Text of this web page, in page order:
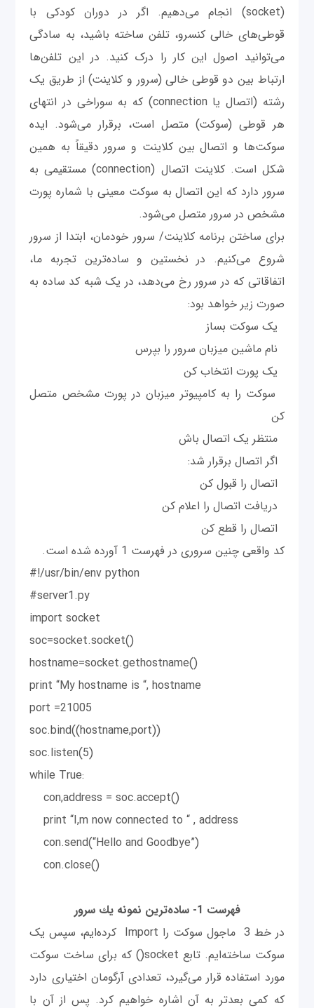
(socket) ‌انجام می‌دهیم. اگر در دوران کودکی با
قوطی‌های خالی كنسرو، تلفن ساخته باشید،‌ به سادگی
می‌توانید اصول این کار را درک کنید. در این تلفن‌ها
ارتباط بین دو قوطی خالی (سرور و کلاینت) از طریق یک
رشته (اتصال یا connection) که به سوراخی در انتهای
هر قوطی (سوکت) متصل است، برقرار می‌شود. ایده
سوکت‌ها و اتصال بین کلاینت و سرور دقیقاً به همین
شکل است. کلاینت اتصال (connection) مستقیمی به
سرور دارد که این اتصال به سوکت معینی با شماره پورت
مشخص در سرور متصل می‌شود.
برای ساختن برنامه کلاینت/ سرور خودمان، ابتدا از سرور
شروع می‌کنیم. در نخستين و ساده‌ترین تجربه ما،
اتفاقاتی که در سرور رخ می‌دهد، در یک شبه کد ساده به
صورت زیر خواهد بود:
یک سوکت بساز
نام ماشین میزبان سرور را بپرس
یک پورت انتخاب کن
سوکت را به كامپيوتر ميزبان در پورت مشخص متصل
کن
منتظر یک اتصال باش
اگر اتصال برقرار شد:
اتصال را قبول کن
دریافت اتصال را اعلام کن
اتصال را قطع کن
کد واقعی چنین سروری در فهرست 1 آورده شده است.
#!/usr/bin/env python
#server1.py
import socket
soc=socket.socket()
hostname=socket.gethostname()
print “My hostname is “, hostname
port =21005
soc.bind((hostname,port))
soc.listen(5)
while True:
con,address = soc.accept()
print “I,m now connected to “ , address
con.send(“Hello and Goodbye”)
con.close()
فهرست 1- ساده‌ترين نمونه يك سرور
در خط 3 ماجول سوکت را Import کرده‌ایم، سپس یک
سوکت ساخته‌ایم. تابع socket() که برای ساخت سوکت
مورد استفاده قرار می‌گیرد، تعدادی آرگومان اختیاری دارد
که کمی بعد‌تر به آن اشاره خواهیم کرد. پس از آن با